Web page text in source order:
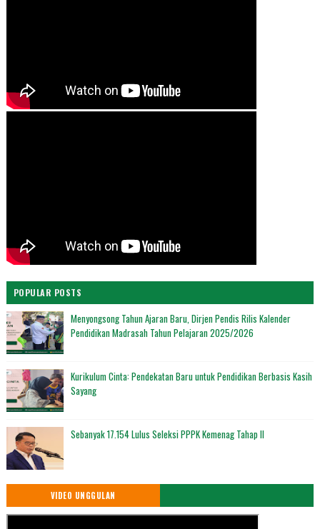
POPULAR POSTS
Menyongsong Tahun Ajaran Baru, Dirjen Pendis Rilis Kalender
Pendidikan Madrasah Tahun Pelajaran 2025/2026
Kurikulum Cinta: Pendekatan Baru untuk Pendidikan Berbasis Kasih
Sayang
Sebanyak 17.154 Lulus Seleksi PPPK Kemenag Tahap II
VIDEO UNGGULAN